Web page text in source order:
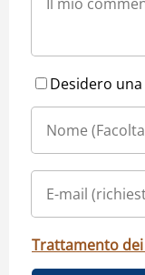
Desidero
Trattamento